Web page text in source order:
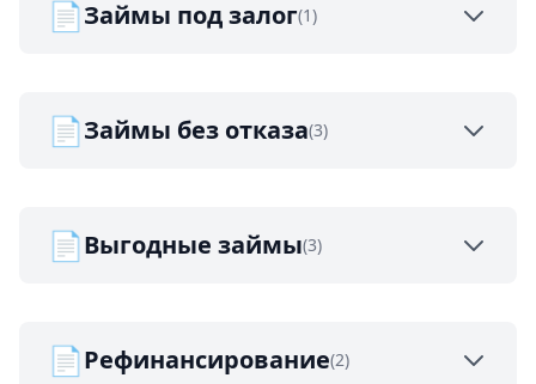
📄Займы под залог(1)
📄Займы без отказа(3)
📄Выгодные займы(3)
📄Рефинансирование(2)